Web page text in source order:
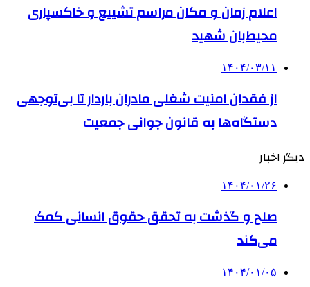
اعلام زمان و مکان مراسم تشییع و خاکسپاری
محیط‌بان شهید
۱۴۰۴/۰۳/۱۱
از فقدان امنیت شغلی مادران باردار تا بی‌توجهی
دستگاه‌ها به قانون جوانی جمعیت
دیگر اخبار
۱۴۰۴/۰۱/۲۶
صلح و گذشت به تحقق حقوق انسانی کمک
می‌کند
۱۴۰۴/۰۱/۰۵